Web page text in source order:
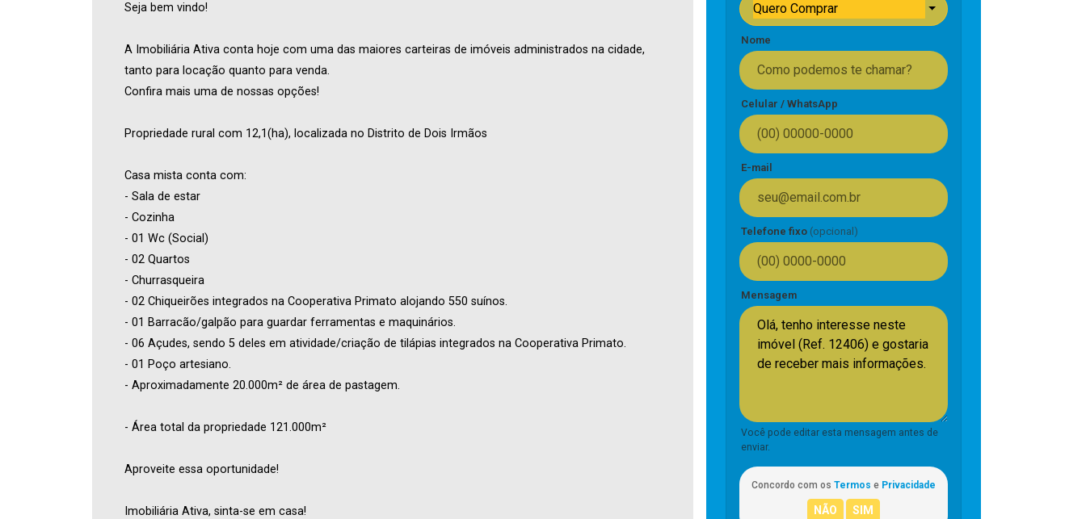
Seja bem vindo!
A Imobiliária Ativa conta hoje com uma das maiores carteiras de imóveis administrados na cidade,
tanto para locação quanto para venda.
Confira mais uma de nossas opções!
Propriedade rural com 12,1(ha), localizada no Distrito de Dois Irmãos
Casa mista conta com:
- Sala de estar
- Cozinha
- 01 Wc (Social)
- 02 Quartos
- Churrasqueira
- 02 Chiqueirões integrados na Cooperativa Primato alojando 550 suínos.
- 01 Barracão/galpão para guardar ferramentas e maquinários.
- 06 Açudes, sendo 5 deles em atividade/criação de tilápias integrados na Cooperativa Primato.
- 01 Poço artesiano.
- Aproximadamente 20.000m² de área de pastagem.
- Área total da propriedade 121.000m²
Aproveite essa oportunidade!
Imobiliária Ativa, sinta-se em casa!
Quero Comprar
Nome
Celular / WhatsApp
E-mail
Telefone fixo (opcional)
Mensagem
Você pode editar esta mensagem antes de
enviar.
Concordo com os Termos e Privacidade